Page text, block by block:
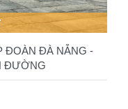
ĐOÀN ĐÀ NẴNG -
ĐƯỜNG